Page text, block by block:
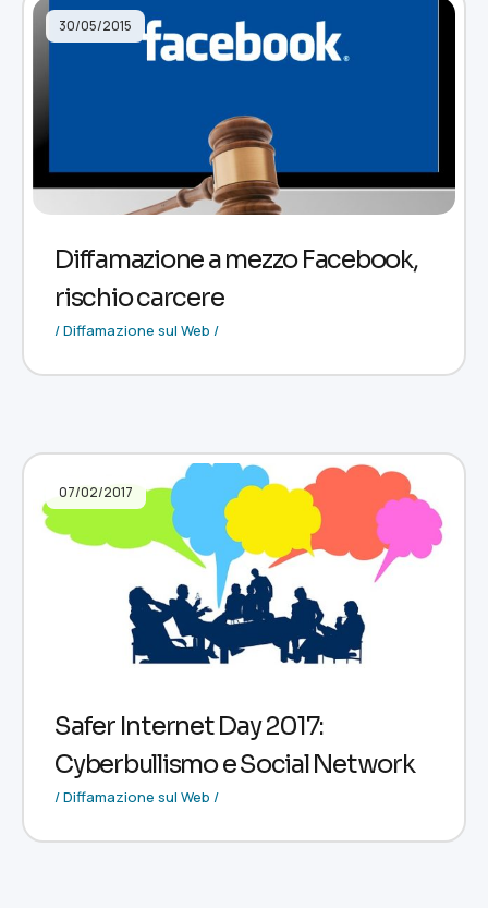
30/05/2015
Diffamazione a mezzo Facebook,
rischio carcere
/ Diffamazione sul Web /
07/02/2017
Safer Internet Day 2017:
Cyberbullismo e Social Network
/ Diffamazione sul Web /